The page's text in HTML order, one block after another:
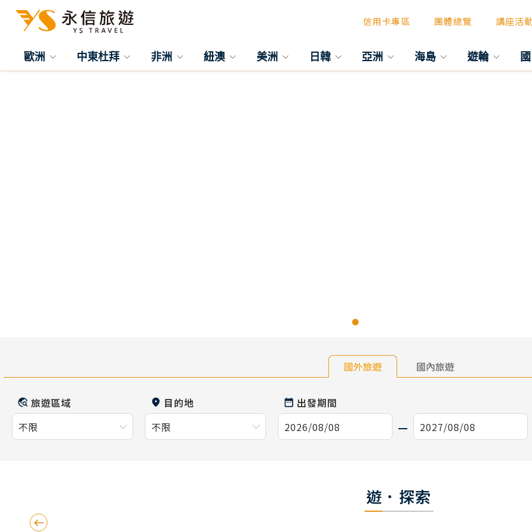
信用卡專區 團體總覽 講座活
歐洲 中東杜拜 非洲 紐澳 美洲 日韓 亞洲 海島 遊輪
國外旅遊 國內旅遊
旅遊區域 目的地 出發期間
遊．探索